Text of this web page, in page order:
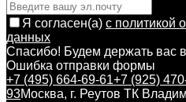
Я согласен(a) с политикой
данных
Спасибо! Будем держать вас в
Ошибка отправки формы
+7 (495) 664-69-61+7 (925)
93Москва, г. Реутов ТК